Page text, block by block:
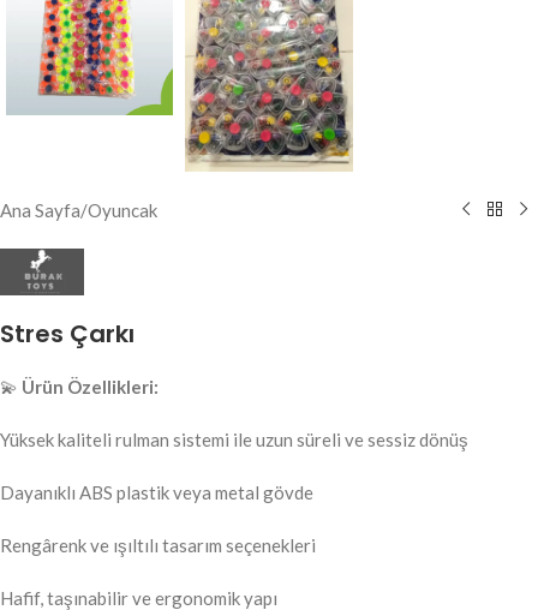
Ana Sayfa/Oyuncak
Stres Çarkı
💫 Ürün Özellikleri:
Yüksek kaliteli rulman sistemi ile uzun süreli ve sessiz dönüş
Dayanıklı ABS plastik veya metal gövde
Rengârenk ve ışıltılı tasarım seçenekleri
Hafif, taşınabilir ve ergonomik yapı